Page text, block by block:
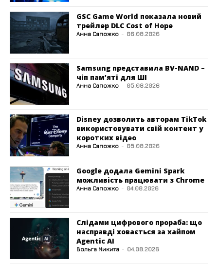
GSC Game World показала новий
трейлер DLC Cost of Hope
Анна Сапожко - 06.08.2026
Samsung представила BV-NAND –
чіп пам’яті для ШІ
Анна Сапожко - 05.08.2026
Disney дозволить авторам TikTok
використовувати свій контент у
коротких відео
Анна Сапожко - 05.08.2026
Google додала Gemini Spark
можливість працювати з Chrome
Анна Сапожко - 04.08.2026
Слідами цифрового прораба: що
насправді ховається за хайпом
Agentic AI
Вольга Микита - 04.08.2026